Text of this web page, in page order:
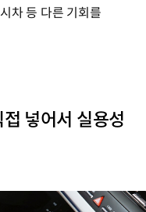
차 등 다른 기회를
넣어서 실용성